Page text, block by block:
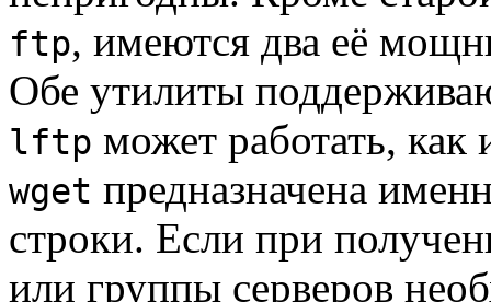
ftp, имеются два её
Обе утилиты
lftp может работать, как
wget предназначена
строки. Если при
или группы серверов